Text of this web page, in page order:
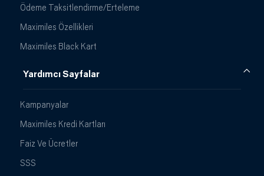
Ödeme Taksitlendirme/Erteleme
Maximiles Özellikleri
Maximiles Black Kart
Yardımcı Sayfalar
Kampanyalar
Maximiles Kredi Kartları
Faiz Ve Ücretler
SSS